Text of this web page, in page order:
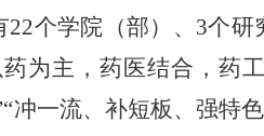
22个学院（部）、 3个研
为主，药医结合，药
冲一流、补短板、强特